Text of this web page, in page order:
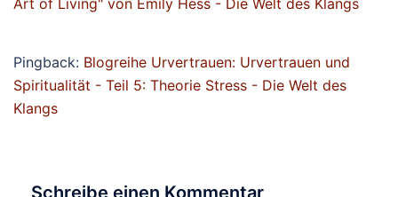
Pingback: Blogreihe Urvertrauen: Urvertrauen und
Spiritualität - Teil 5: Theorie Stress - Die Welt des
Klangs
Schreibe einen Kommentar